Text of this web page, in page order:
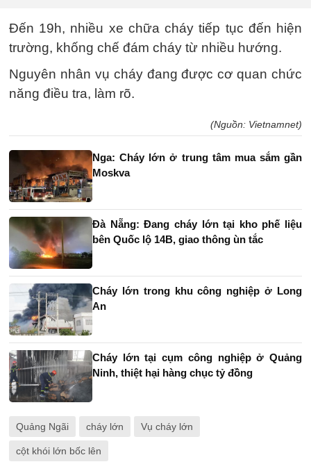
Đến 19h, nhiều xe chữa cháy tiếp tục đến hiện
trường, khống chế đám cháy từ nhiều hướng.
Nguyên nhân vụ cháy đang được cơ quan chức
năng điều tra, làm rõ.
(Nguồn: Vietnamnet)
Nga: Cháy lớn ở trung tâm mua sắm gần
Moskva
Đà Nẵng: Đang cháy lớn tại kho phế liệu
bên Quốc lộ 14B, giao thông ùn tắc
Cháy lớn trong khu công nghiệp ở Long
An
Cháy lớn tại cụm công nghiệp ở Quảng
Ninh, thiệt hại hàng chục tỷ đồng
Quảng Ngãi cháy lớn Vụ cháy lớn
cột khói lớn bốc lên